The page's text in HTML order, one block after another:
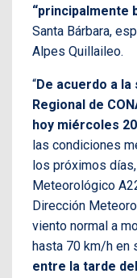
“principalmente
Santa Bárbara,
Alpes Quillaileo.
“De acuerdo a
Regional de
hoy miércoles
las condiciones
los próximos
Meteorológico
Dirección
viento normal a
hasta 70 km/h en
entre la tarde